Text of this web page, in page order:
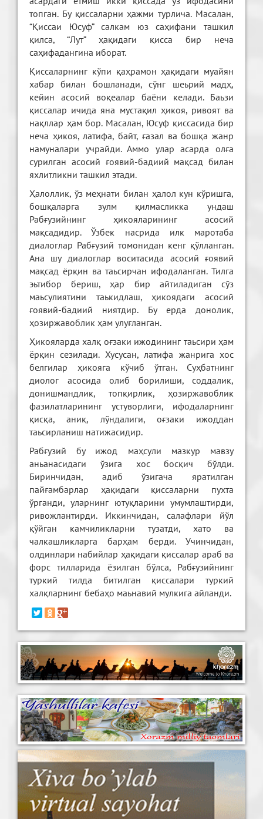
топган. Бу қиссаларни ҳажми турлича. Масалан,
“Қиссаи Юсуф” салкам юз саҳифани ташкил
қилса, “Лут” ҳақидаги қисса бир неча
саҳифадангина иборат.
Қиссаларнинг кўпи қаҳрамон ҳақидаги муайян
хабар билан бошланади, сўнг шеьрий мадҳ,
кейин асосий воқеалар баёни келади. Баьзи
қиссалар ичида яна мустақил ҳикоя, ривоят ва
нақллар ҳам бор. Масалан, Юсуф қиссасида бир
неча ҳикоя, латифа, байт, ғазал ва бошқа жанр
намуналари учрайди. Аммо улар асарда олға
сурилган асосий ғоявий-бадиий мақсад билан
яхлитликни ташкил этади.
Ҳалоллик, ўз меҳнати билан ҳалол кун кўришга,
бошқаларга зулм қилмасликка ундаш
Рабғузийнинг ҳикояларининг асосий
мақсадидир. Ўзбек насрида илк маротаба
диалоглар Рабғузий томонидан кенг қўлланган.
Ана шу диалоглар воситасида асосий ғоявий
мақсад ёрқин ва таьсирчан ифодаланган. Тилга
эьтибор бериш, ҳар бир айтиладиган сўз
маьсулиятини таькидлаш, ҳикоядаги асосий
ғоявий-бадиий ниятдир. Бу ерда донолик,
ҳозиржавоблик ҳам улуғланган.
Ҳикояларда халқ оғзаки ижодининг таьсири ҳам
ёрқин сезилади. Хусусан, латифа жанрига хос
белгилар ҳикояга кўчиб ўтган. Суҳбатнинг
диолог асосида олиб борилиши, соддалик,
донишмандлик, топқирлик, ҳозиржавоблик
фазилатларининг устуворлиги, ифодаларнинг
қисқа, аниқ, лўндалиги, оғзаки ижоддан
таьсирланиш натижасидир.
Рабғузий бу ижод маҳсули мазкур мавзу
аньанасидаги ўзига хос босқич бўлди.
Биринчидан, адиб ўзигача яратилган
пайғамбарлар ҳақидаги қиссаларни пухта
ўрганди, уларнинг ютуқларини умумлаштирди,
ривожлантирди. Иккинчидан, салафлари йўл
қўйган камчиликларни тузатди, хато ва
чалкашликларга барҳам берди. Учинчидан,
олдинлари набийлар ҳақидаги қиссалар араб ва
форс тилларида ёзилган бўлса, Рабғузийнинг
туркий тилда битилган қиссалари туркий
халқларнинг бебаҳо маьнавий мулкига айланди.